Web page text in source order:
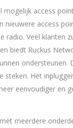
mogelijk access
access
radio. Veel klanten
biedt Ruckus
ondersteunen.
steken. Het
eenvoudiger en
meerdere